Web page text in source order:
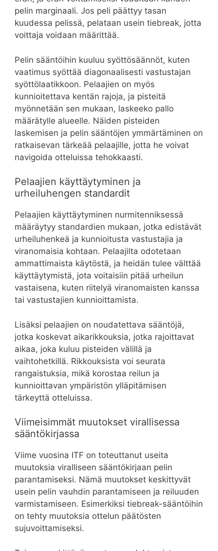
pelin marginaali. Jos peli päättyy tasan
kuudessa pelissä, pelataan usein tiebreak, jotta
voittaja voidaan määrittää.
Pelin sääntöihin kuuluu syöttösäännöt, kuten
vaatimus syöttää diagonaalisesti vastustajan
syöttölaatikkoon. Pelaajien on myös
kunnioitettava kentän rajoja, ja pisteitä
myönnetään sen mukaan, laskeeko pallo
määrätylle alueelle. Näiden pisteiden
laskemisen ja pelin sääntöjen ymmärtäminen on
ratkaisevan tärkeää pelaajille, jotta he voivat
navigoida otteluissa tehokkaasti.
Pelaajien käyttäytyminen ja
urheiluhengen standardit
Pelaajien käyttäytyminen nurmitenniksessä
määräytyy standardien mukaan, jotka edistävät
urheiluhenkeä ja kunnioitusta vastustajia ja
viranomaisia kohtaan. Pelaajilta odotetaan
ammattimaista käytöstä, ja heidän tulee välttää
käyttäytymistä, jota voitaisiin pitää urheilun
vastaisena, kuten riitelyä viranomaisten kanssa
tai vastustajien kunnioittamista.
Lisäksi pelaajien on noudatettava sääntöjä,
jotka koskevat aikarikkouksia, jotka rajoittavat
aikaa, joka kuluu pisteiden välillä ja
vaihtohetkillä. Rikkouksista voi seurata
rangaistuksia, mikä korostaa reilun ja
kunnioittavan ympäristön ylläpitämisen
tärkeyttä otteluissa.
Viimeisimmät muutokset virallisessa
sääntökirjassa
Viime vuosina ITF on toteuttanut useita
muutoksia viralliseen sääntökirjaan pelin
parantamiseksi. Nämä muutokset keskittyvät
usein pelin vauhdin parantamiseen ja reiluuden
varmistamiseen. Esimerkiksi tiebreak-sääntöihin
on tehty muutoksia ottelun päätösten
sujuvoittamiseksi.